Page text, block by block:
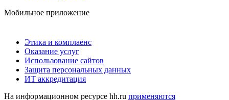
Мобильное приложение
Этика и комплаенс
Оказание услуг
Использование сайтов
Защита персональных данных
ИТ аккредитация
На информационном ресурсе hh.ru применяются